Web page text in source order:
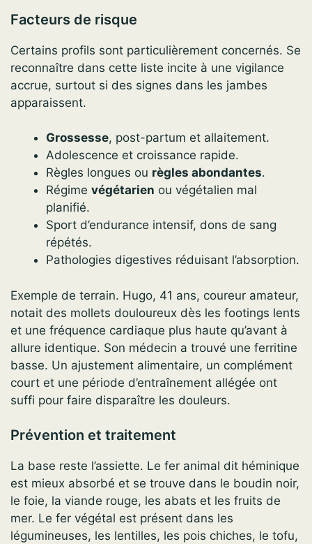
Facteurs de risque
Certains profils sont particulièrement concernés. Se
reconnaître dans cette liste incite à une vigilance
accrue, surtout si des signes dans les jambes
apparaissent.
Grossesse, post-partum et allaitement.
Adolescence et croissance rapide.
Règles longues ou règles abondantes.
Régime végétarien ou végétalien mal
planifié.
Sport d’endurance intensif, dons de sang
répétés.
Pathologies digestives réduisant l’absorption.
Exemple de terrain. Hugo, 41 ans, coureur amateur,
notait des mollets douloureux dès les footings lents
et une fréquence cardiaque plus haute qu’avant à
allure identique. Son médecin a trouvé une ferritine
basse. Un ajustement alimentaire, un complément
court et une période d’entraînement allégée ont
suffi pour faire disparaître les douleurs.
Prévention et traitement
La base reste l’assiette. Le fer animal dit héminique
est mieux absorbé et se trouve dans le boudin noir,
le foie, la viande rouge, les abats et les fruits de
mer. Le fer végétal est présent dans les
légumineuses, les lentilles, les pois chiches, le tofu,